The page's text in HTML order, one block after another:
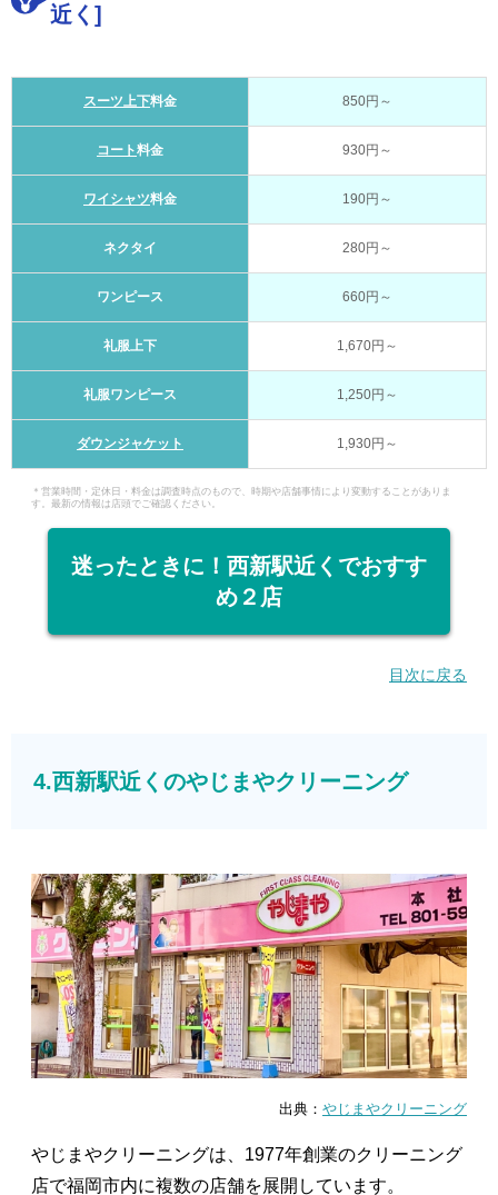
近く]
スーツ上下料金 850円～
コート料金 930円～
ワイシャツ料金 190円～
ネクタイ 280円～
ワンピース 660円～
礼服上下 1,670円～
礼服ワンピース 1,250円～
ダウンジャケット 1,930円～
＊営業時間・定休日・料金は調査時点のもので、時期や店舗事情により変動することがありま
す。最新の情報は店頭でご確認ください。
迷ったときに！西新駅近くでおすす
め２店
目次に戻る
4.西新駅近くのやじまやクリーニング
出典： やじまやクリーニング
やじまやクリーニングは、1977年創業のクリーニング
店で福岡市内に複数の店舗を展開しています。